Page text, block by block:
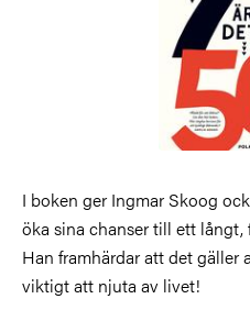
I boken ger Ingmar Skoog
öka sina chanser till ett
Han framhärdar att det gäller
viktigt att njuta av livet!